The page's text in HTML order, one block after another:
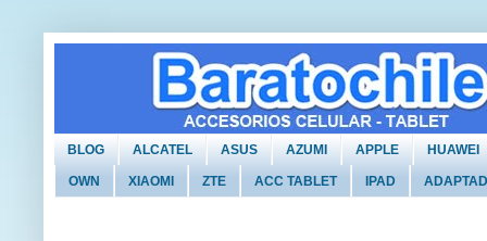
BLOG ALCATEL ASUS AZUMI APPLE HUAWEI
OWN XIAOMI ZTE ACC TABLET IPAD